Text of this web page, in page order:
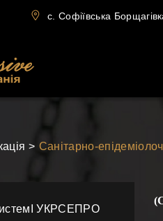
c. Софіївська
Санітарно-
УКРСЕПРО